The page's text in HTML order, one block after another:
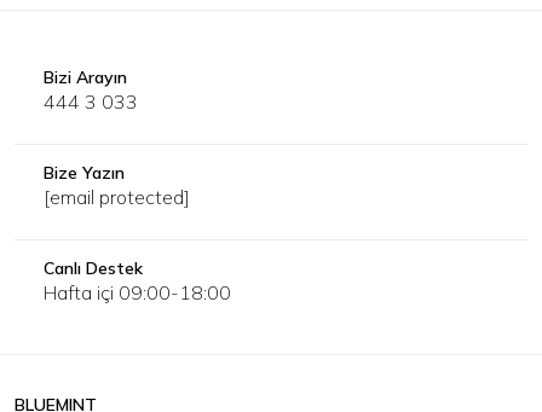
Bizi Arayın
444 3 033
Bize Yazın
[email protected]
Canlı Destek
Hafta içi 09:00-18:00
BLUEMINT